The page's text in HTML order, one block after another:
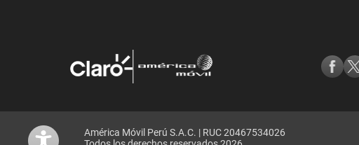
América Móvil Perú S.A.C. | RUC 20467534026